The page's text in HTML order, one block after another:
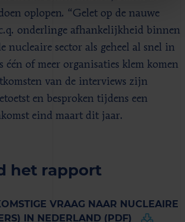
oplopen. “Gelet op de nauwe
onderlinge afhankelijkheid binnen
nucleaire sector als geheel al snel in
één of meer organisaties klem komen
van de interviews zijn
en besproken tijdens een
eind maart dit jaar.
het rapport
VRAAG NAAR NUCLEAIRE
IN NEDERLAND (PDF)